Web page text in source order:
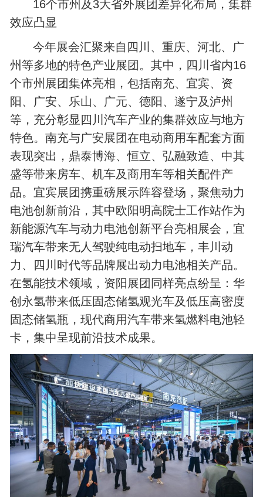
16个市州及3大省外展团差异化布局，集群
效应凸显
今年展会汇聚来自四川、重庆、河北、广
州等多地的特色产业展团。其中，四川省内16
个市州展团集体亮相，包括南充、宜宾、资
阳、广安、乐山、广元、德阳、遂宁及泸州
等，充分彰显四川汽车产业的集群效应与地方
特色。南充与广安展团在电动商用车配套方面
表现突出，鼎泰博海、恒立、弘融致造、中其
盛等带来房车、机车及商用车等相关配件产
品。宜宾展团携重磅展示阵容登场，聚焦动力
电池创新前沿，其中欧阳明高院士工作站作为
新能源汽车与动力电池创新平台亮相展会，宜
瑞汽车带来无人驾驶纯电动扫地车，丰川动
力、四川时代等品牌展出动力电池相关产品。
在氢能技术领域，资阳展团同样亮点纷呈：华
创永氢带来低压固态储氢观光车及低压高密度
固态储氢瓶，现代商用汽车带来氢燃料电池轻
卡，集中呈现前沿技术成果。